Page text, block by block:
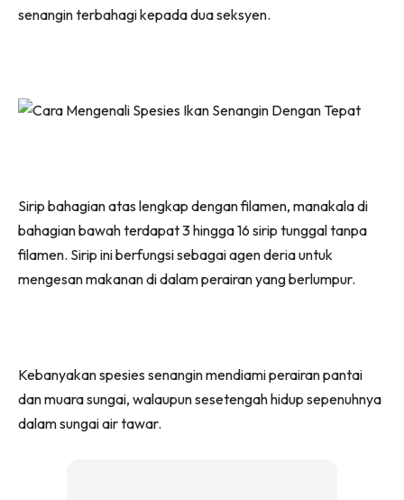
senangin terbahagi kepada dua seksyen.
Sirip bahagian atas lengkap dengan filamen, manakala di
bahagian bawah terdapat 3 hingga 16 sirip tunggal tanpa
filamen. Sirip ini berfungsi sebagai agen deria untuk
mengesan makanan di dalam perairan yang berlumpur.
Kebanyakan spesies senangin mendiami perairan pantai
dan muara sungai, walaupun sesetengah hidup sepenuhnya
dalam sungai air tawar.